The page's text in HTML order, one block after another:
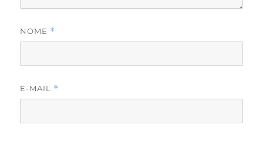
NOME *
E-MAIL *